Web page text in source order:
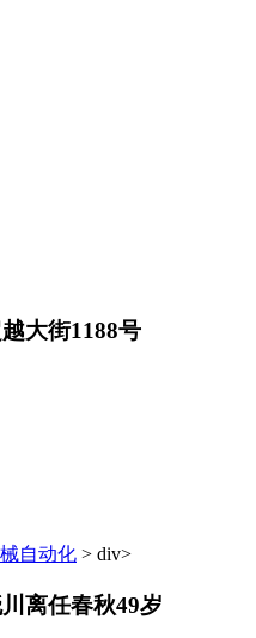
大街1188号
自动化 > div>
离任春秋49岁